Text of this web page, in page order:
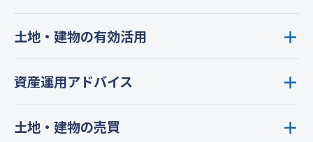
土地・建物の有効活用
資産運用アドバイス
土地・建物の売買